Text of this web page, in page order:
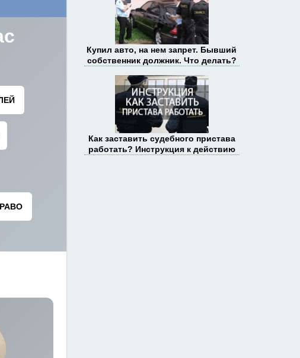
Купил авто, на нем запрет. Бывший
собственник должник. Что делать?
Как заставить судебного пристава
работать? Инструкция к действию